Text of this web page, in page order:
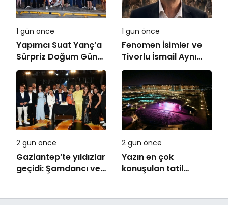
Bodrum’da kutladı
1 gün önce
Yapımcı Suat Yanç’a
Sürpriz Doğum Günü
Kutlaması!
1 gün önce
Fenomen İsimler ve
Tivorlu İsmail Aynı
Filmde Buluştu!
!Kozalak Devri! 7
Ağustos’ta Vizyonda
2 gün önce
Gaziantep’te yıldızlar
geçidi: Şamdancı ve
2 gün önce
Yazın en çok
konuşulan tatil